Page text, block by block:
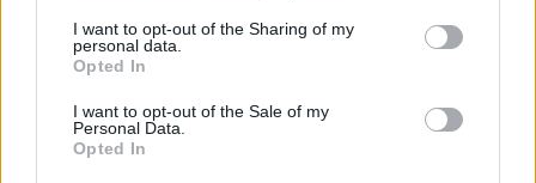
I want to opt-out of the Sharing of my
personal data.
Opted In
I want to opt-out of the Sale of my
Personal Data.
Opted In
αναγνωρίσετε τα λάθη σας, για
να ζήσετε την καλύτερη δυνατή